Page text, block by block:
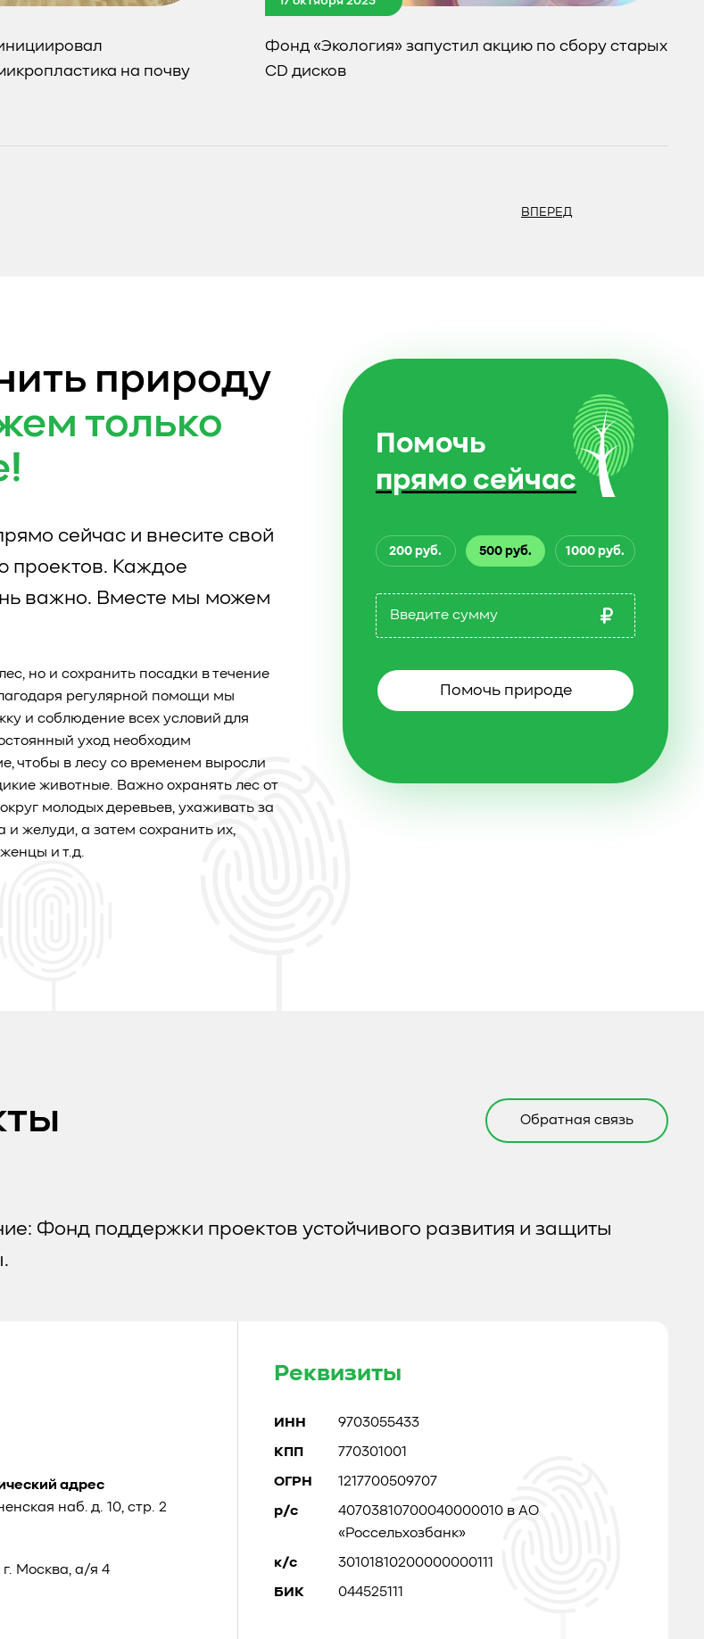
на почву
Фонд «Экология» запустил акцию по сбору старых
CD дисков
ВПЕРЕД
природу
только
сейчас и внесите свой
проектов. Каждое
важно. Вместе мы можем
но и сохранить посадки в течение
регулярной помощи мы
и соблюдение всех условий для
уход необходим
чтобы в лесу со временем выросли
животные. Важно охранять лес от
молодых деревьев, ухаживать за
и желуди, а затем сохранить их,
и т.д.
Помочь
прямо сейчас
200 руб. 500 руб. 1000 руб.
Помочь природе
Обратная связь
Фонд поддержки проектов устойчивого развития и защиты
адрес
наб. д. 10, стр. 2
г. Москва, а/я 4
Реквизиты
ИНН 9703055433
КПП 770301001
ОГРН 1217700509707
р/с
40703810700040000010 в АО
«Россельхозбанк»
к/с 30101810200000000111
БИК 044525111